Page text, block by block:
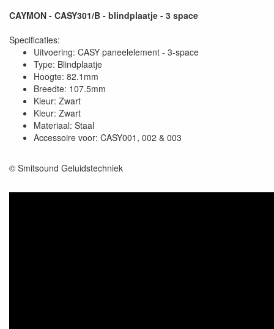
CAYMON - CASY301/B - blindplaatje - 3 space
Specificaties:
Uitvoering: CASY paneelelement - 3-space
Type: Blindplaatje
Hoogte: 82.1mm
Breedte: 107.5mm
Kleur: Zwart
Kleur: Zwart
Materiaal: Staal
Accessoire voor: CASY001, 002 & 003
© Smitsound Geluidstechniek